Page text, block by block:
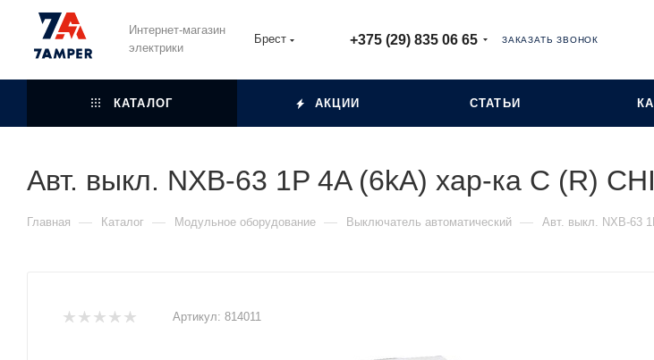
Интернет-магазин
электрики
Брест +375 (29) 835 06 65 ЗАКАЗАТЬ ЗВОНОК
КАТАЛОГ АКЦИИ СТАТЬИ
Авт. выкл. NXB-63 1P 4A (6kA) хар-ка C (R)
Главная — Каталог — Модульное оборудование — Выключатель автоматический — Авт. выкл. NXB-63
Артикул: 814011